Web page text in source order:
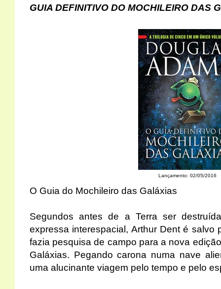
GUIA DEFINITIVO DO MOCHILEIRO DAS
Lançamento: 02/05/2016
O Guia do Mochileiro das Galáxias
Segundos antes de a Terra ser
expressa interespacial, Arthur Dent é salvo
fazia pesquisa de campo para a nova
Galáxias. Pegando carona numa nave
uma alucinante viagem pelo tempo e pelo